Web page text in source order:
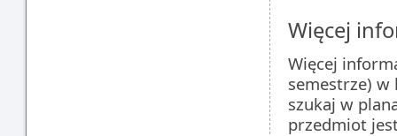
Więcej
Więcej
semestrze)
szukaj w
przedmiot